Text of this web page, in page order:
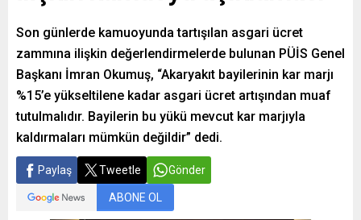
Son günlerde kamuoyunda tartışılan asgari ücret
zammına ilişkin değerlendirmelerde bulunan PÜİS Genel
Başkanı İmran Okumuş, “Akaryakıt bayilerinin kar marjı
%15’e yükseltilene kadar asgari ücret artışından muaf
tutulmalıdır. Bayilerin bu yükü mevcut kar marjıyla
kaldırmaları mümkün değildir” dedi.
Paylaş Tweetle Gönder
ABONE OL